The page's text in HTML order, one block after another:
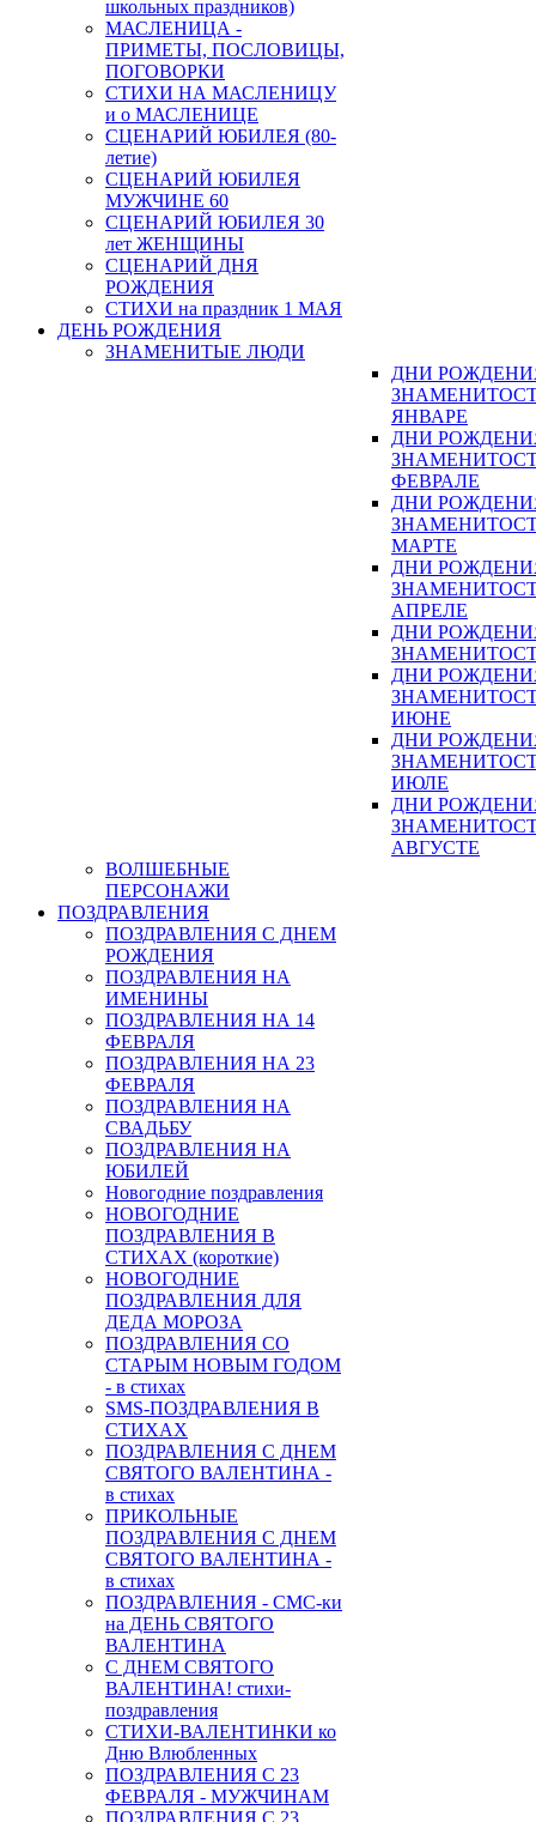
школьных праздников)
МАСЛЕНИЦА -
ПРИМЕТЫ, ПОСЛОВИЦЫ,
ПОГОВОРКИ
СТИХИ НА МАСЛЕНИЦУ
и о МАСЛЕНИЦЕ
СЦЕНАРИЙ ЮБИЛЕЯ (80-
летие)
СЦЕНАРИЙ ЮБИЛЕЯ
МУЖЧИНЕ 60
СЦЕНАРИЙ ЮБИЛЕЯ 30
лет ЖЕНЩИНЫ
СЦЕНАРИЙ ДНЯ
РОЖДЕНИЯ
СТИХИ на праздник 1 МАЯ
ДЕНЬ РОЖДЕНИЯ
ЗНАМЕНИТЫЕ ЛЮДИ
ДНИ
ЯНВАРЕ
ДНИ
ФЕВРАЛЕ
ДНИ
МАРТЕ
ДНИ
АПРЕЛЕ
ДНИ
ДНИ
ИЮНЕ
ДНИ
ИЮЛЕ
ДНИ
АВГУСТЕ
ВОЛШЕБНЫЕ
ПЕРСОНАЖИ
ПОЗДРАВЛЕНИЯ
ПОЗДРАВЛЕНИЯ С ДНЕМ
РОЖДЕНИЯ
ПОЗДРАВЛЕНИЯ НА
ИМЕНИНЫ
ПОЗДРАВЛЕНИЯ НА 14
ФЕВРАЛЯ
ПОЗДРАВЛЕНИЯ НА 23
ФЕВРАЛЯ
ПОЗДРАВЛЕНИЯ НА
СВАДЬБУ
ПОЗДРАВЛЕНИЯ НА
ЮБИЛЕЙ
Новогодние поздравления
НОВОГОДНИЕ
ПОЗДРАВЛЕНИЯ В
СТИХАХ (короткие)
НОВОГОДНИЕ
ПОЗДРАВЛЕНИЯ ДЛЯ
ДЕДА МОРОЗА
ПОЗДРАВЛЕНИЯ СО
СТАРЫМ НОВЫМ ГОДОМ
- в стихах
SMS-ПОЗДРАВЛЕНИЯ В
СТИХАХ
ПОЗДРАВЛЕНИЯ С ДНЕМ
СВЯТОГО ВАЛЕНТИНА -
в стихах
ПРИКОЛЬНЫЕ
ПОЗДРАВЛЕНИЯ С ДНЕМ
СВЯТОГО ВАЛЕНТИНА -
в стихах
ПОЗДРАВЛЕНИЯ - СМС-ки
на ДЕНЬ СВЯТОГО
ВАЛЕНТИНА
С ДНЕМ СВЯТОГО
ВАЛЕНТИНА! стихи-
поздравления
СТИХИ-ВАЛЕНТИНКИ ко
Дню Влюбленных
ПОЗДРАВЛЕНИЯ С 23
ФЕВРАЛЯ - МУЖЧИНАМ